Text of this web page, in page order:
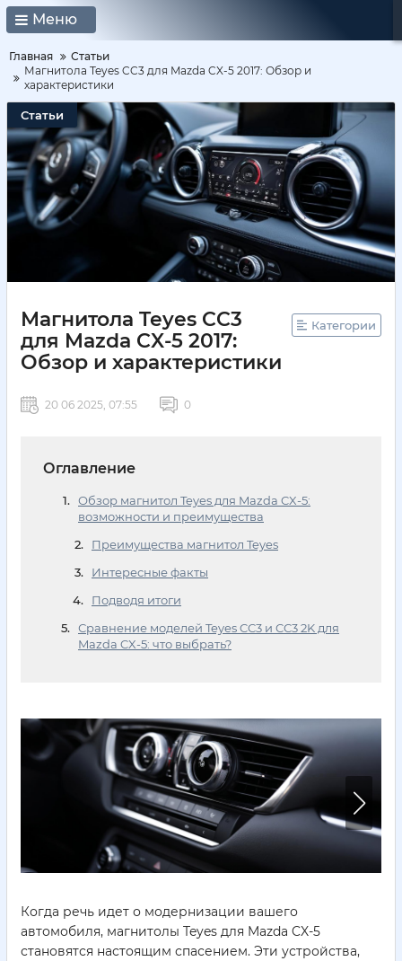
Меню
Главная
Статьи
Магнитола Teyes CC3 для Mazda CX-5 2017: Обзор и
характеристики
Статьи
Магнитола Teyes CC3
для Mazda CX-5 2017:
Обзор и характеристики
Категории
20 06 2025, 07:55 0
Оглавление
Обзор магнитол Teyes для Mazda CX-5:
возможности и преимущества
Преимущества магнитол Teyes
Интересные факты
Подводя итоги
Сравнение моделей Teyes CC3 и CC3 2K для
Mazda CX-5: что выбрать?
Когда речь идет о модернизации вашего
автомобиля, магнитолы Teyes для Mazda CX-5
становятся настоящим спасением. Эти устройства,